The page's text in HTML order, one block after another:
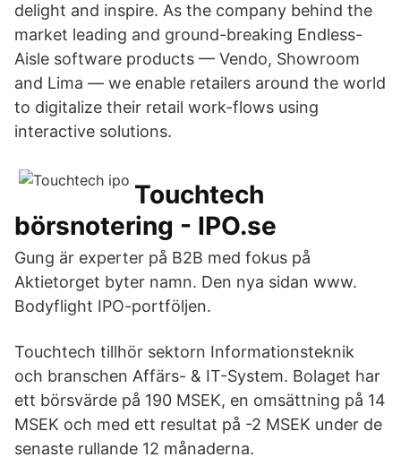
delight and inspire. As the company behind the
market leading and ground-breaking Endless-
Aisle software products — Vendo, Showroom
and Lima — we enable retailers around the world
to digitalize their retail work-flows using
interactive solutions.
Touchtech
börsnotering - IPO.se
Gung är experter på B2B med fokus på
Aktietorget byter namn. Den nya sidan www.
Bodyflight IPO-portföljen.
Touchtech tillhör sektorn Informationsteknik
och branschen Affärs- & IT-System. Bolaget har
ett börsvärde på 190 MSEK, en omsättning på 14
MSEK och med ett resultat på -2 MSEK under de
senaste rullande 12 månaderna.